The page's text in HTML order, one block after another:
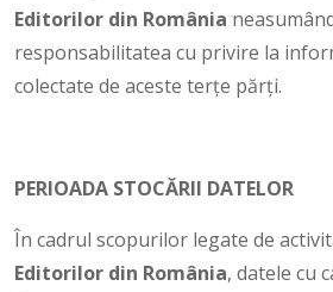
Editorilor din România
responsabilitatea cu privire la
colectate de aceste terțe părți.
PERIOADA STOCĂRII DATELOR
În cadrul scopurilor legate de
Editorilor din România, datele cu